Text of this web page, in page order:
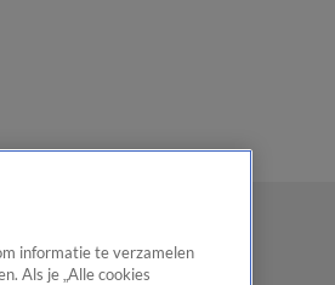
informatie te verzamelen
Als je „Alle cookies